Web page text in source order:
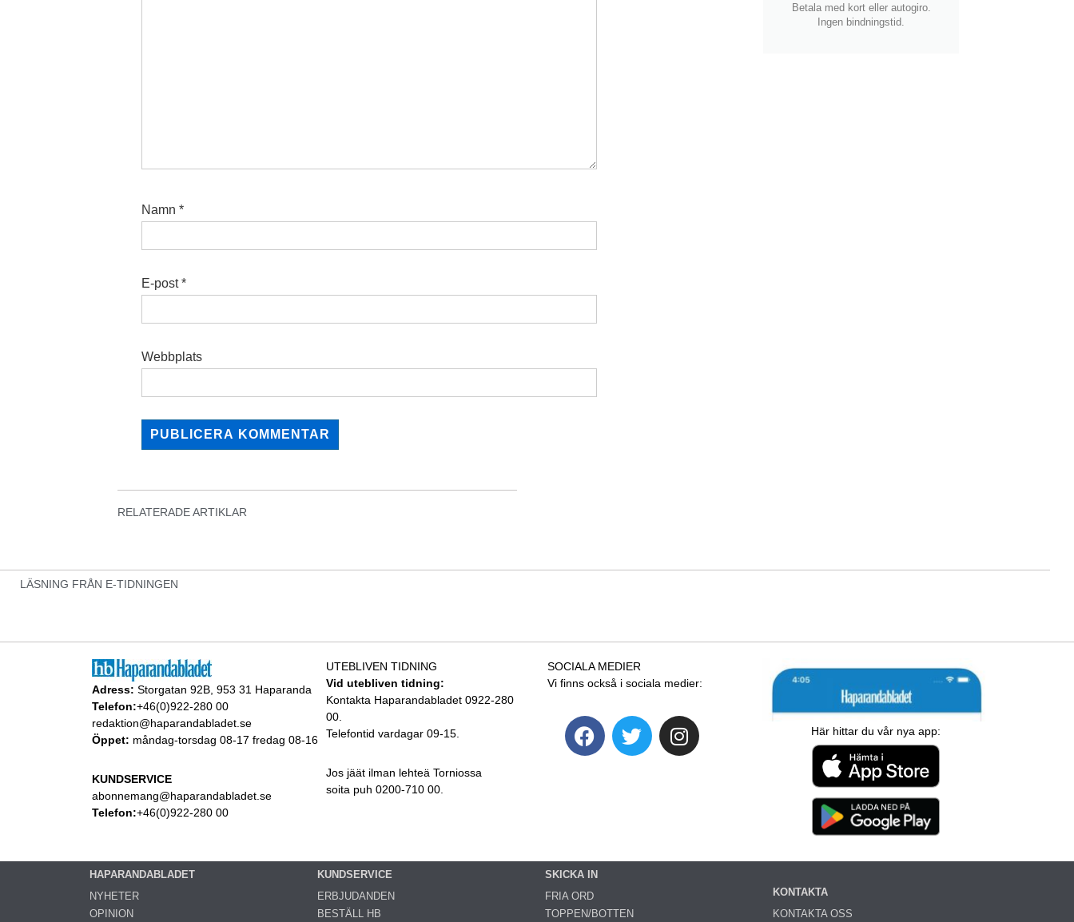
Namn *
E-post *
Webbplats
RELATERADE ARTIKLAR
Betala med kort eller autogiro.
Ingen bindningstid.
LÄSNING FRÅN E-TIDNINGEN
Adress: Storgatan 92B, 953 31 Haparanda
Telefon:+46(0)922-280 00
redaktion@haparandabladet.se
Öppet: måndag-torsdag 08-17 fredag 08-16
KUNDSERVICE
abonnemang@haparandabladet.se
Telefon:+46(0)922-280 00
UTEBLIVEN TIDNING
Vid utebliven tidning:
Kontakta Haparandabladet 0922-280
00.
Telefontid vardagar 09-15.
Jos jäät ilman lehteä Torniossa
soita puh 0200-710 00.
SOCIALA MEDIER
Vi finns också i sociala medier:
Här hittar du vår nya app:
HAPARANDABLADET
NYHETER
OPINION
KUNDSERVICE
ERBJUDANDEN
BESTÄLL HB
SKICKA IN
FRIA ORD
TOPPEN/BOTTEN
KONTAKTA
KONTAKTA OSS